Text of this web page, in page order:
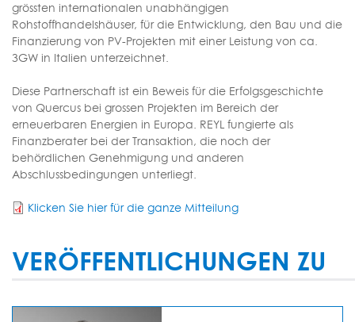
grössten internationalen unabhängigen
Rohstoffhandelshäuser, für die Entwicklung, den Bau und die
Finanzierung von PV-Projekten mit einer Leistung von ca.
3GW in Italien unterzeichnet.
Diese Partnerschaft ist ein Beweis für die Erfolgsgeschichte
von Quercus bei grossen Projekten im Bereich der
erneuerbaren Energien in Europa. REYL fungierte als
Finanzberater bei der Transaktion, die noch der
behördlichen Genehmigung und anderen
Abschlussbedingungen unterliegt.
Klicken Sie hier für die ganze Mitteilung
VERÖFFENTLICHUNGEN ZU